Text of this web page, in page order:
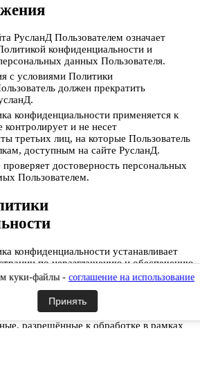
РусланД Пользователем означает
конфиденциальности и
данных Пользователя.
с условиями Политики
должен прекратить
конфиденциальности применяется к
и не несет
третьих лиц, на которые Пользователь
доступным на сайте РусланД.
достоверность персональных
Пользователем.
конфиденциальности устанавливает
по неразглашению и обеспечению
персональных данных,
по запросу Администрации
РусланД, при подписке на
или при оформлении заказа.
разрешённые к обработке в рамках
куки-файлы - соглашение на использование
Принять